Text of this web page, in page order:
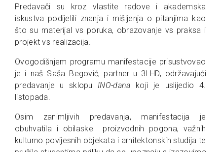
Predavači su kroz vlastite radove i akademska
iskustva podijelili znanja i mišljenja o pitanjima kao
što su materijal vs poruka, obrazovanje vs praksa i
projekt vs realizacija.
Ovogodišnjem programu manifestacije prisustvovao
je i naš Saša Begović, partner u 3LHD, održavajući
predavanje u sklopu INO-dana koji je uslijedio 4.
listopada.
Osim zanimljivih predavanja, manifestacija je
obuhvatila i obilaske proizvodnih pogona, važnih
kulturno povijesnih objekata i arhitektonskih studija te